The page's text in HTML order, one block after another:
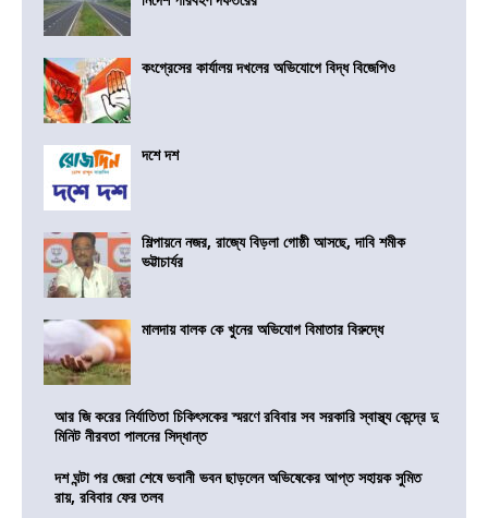
কংগ্রেসের কার্যালয় দখলের অভিযোগে বিদ্ধ বিজেপিও
দশে দশ
শিল্পায়নে নজর, রাজ্যে বিড়লা গোষ্ঠী আসছে, দাবি শমীক
ভট্টাচার্যর
মালদায় বালক কে খুনের অভিযোগ বিমাতার বিরুদ্ধে
আর জি করের নির্যাতিতা চিকিৎসকের স্মরণে রবিবার সব সরকারি স্বাস্থ্য কেন্দ্রে দু
মিনিট নীরবতা পালনের সিদ্ধান্ত
দশ ঘন্টা পর জেরা শেষে ভবানী ভবন ছাড়লেন অভিষেকের আপ্ত সহায়ক সুমিত
রায়, রবিবার ফের তলব